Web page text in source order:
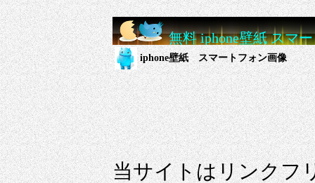
無料 iphone壁紙 スマ
iphone壁紙 スマートフォン画像
当サイトはリンクフ